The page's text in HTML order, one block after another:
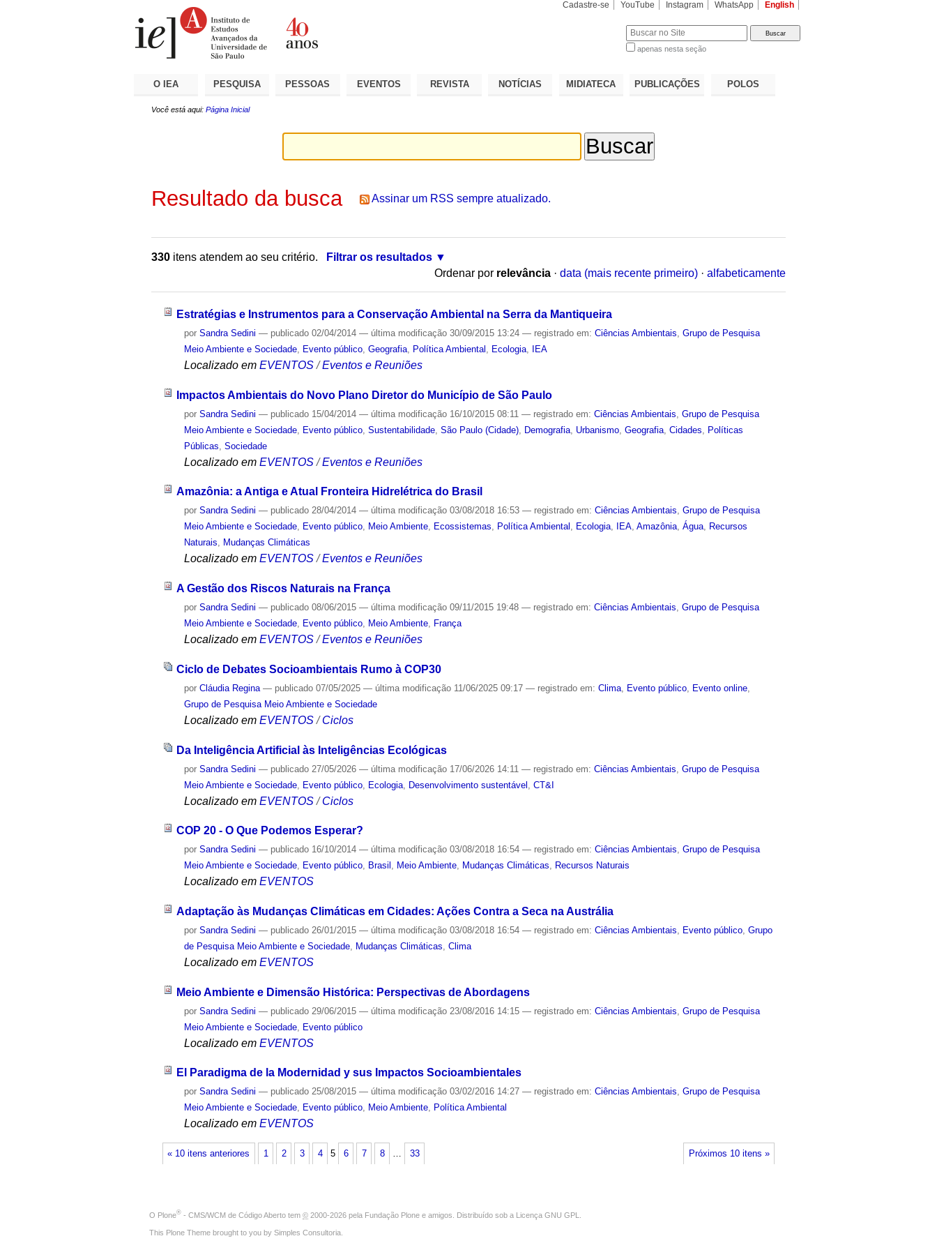
Cadastre-se YouTube Instagram WhatsApp English
apenas nesta seção
O IEA PESQUISA PESSOAS EVENTOS REVISTA NOTÍCIAS MIDIATECA PUBLICAÇÕES POLOS
Você está aqui: Página Inicial
Resultado da busca Assinar um RSS sempre atualizado.
330 itens atendem ao seu critério.
Filtrar os resultados
Ordenar por relevância · data (mais recente primeiro) · alfabeticamente
Estratégias e Instrumentos para a Conservação Ambiental na Serra da Mantiqueira
porSandra Sedini — publicado 02/04/2014— última modificação 30/09/2015 13:24— registrado em:Ciências Ambientais ,Grupo de Pesquisa
Meio Ambiente e Sociedade
Evento público ,Geografia Política Ambiental Ecologia IEA
Localizado em EVENTOS /Eventos e Reuniões
Impactos Ambientais do Novo Plano Diretor do Município de São Paulo
porSandra Sedini — publicado 15/04/2014— última modificação 16/10/2015 08:11— registrado em:Ciências Ambientais ,Grupo de Pesquisa
Meio Ambiente e Sociedade Evento público ,Sustentabilidade ,São Paulo (Cidade) Demografia Urbanismo ,Geografia ,Cidades
Políticas
Públicas ,Sociedade
Localizado em EVENTOS /Eventos e Reuniões
Amazônia: a Antiga e Atual Fronteira Hidrelétrica do Brasil
porSandra Sedini — publicado 28/04/2014— última modificação 03/08/2018 16:53— registrado em:Ciências Ambientais,Grupo de Pesquisa
Meio Ambiente e Sociedade, Evento público, Meio Ambiente, Ecossistemas, Política Ambiental , Ecologia, IEA,Amazônia,Água, Recursos
Naturais, Mudanças Climáticas
Localizado em EVENTOS /Eventos e Reuniões
A Gestão dos Riscos Naturais na França
porSandra Sedini — publicado 08/06/2015— última modificação 09/11/2015 19:48— registrado em:Ciências Ambientais,Grupo de Pesquisa
Meio Ambiente e Sociedade, Evento público, Meio Ambiente, França
Localizado em EVENTOS /Eventos e Reuniões
Ciclo de Debates Socioambientais Rumo à COP30
porCláudia Regina — publicado 07/05/2025— última modificação 11/06/2025 09:17— registrado em:Clima Evento público Evento online
Grupo de Pesquisa Meio Ambiente e Sociedade
Localizado em EVENTOS /Ciclos
Da Inteligência Artificial às Inteligências Ecológicas
porSandra Sedini — publicado 27/05/2026— última modificação 17/06/2026 14:11— registrado em:Ciências Ambientais ,Grupo de Pesquisa
Meio Ambiente e Sociedade Evento público Ecologia Desenvolvimento sustentável ,CT&I
Localizado em EVENTOS /Ciclos
COP 20 - O Que Podemos Esperar?
porSandra Sedini — publicado 16/10/2014— última modificação 03/08/2018 16:54— registrado em:Ciências Ambientais,Grupo de Pesquisa
Meio Ambiente e Sociedade, Evento público, Brasil , Meio Ambiente, Mudanças Climáticas, Recursos Naturais
Localizado em EVENTOS
Adaptação às Mudanças Climáticas em Cidades: Ações Contra a Seca na Austrália
porSandra Sedini — publicado 26/01/2015— última modificação 03/08/2018 16:54— registrado em:Ciências Ambientais Evento público ,Grupo
de Pesquisa Meio Ambiente e Sociedade
Mudanças Climáticas ,Clima
Localizado em EVENTOS
Meio Ambiente e Dimensão Histórica: Perspectivas de Abordagens
porSandra Sedini — publicado 29/06/2015— última modificação 23/08/2016 14:15— registrado em:Ciências Ambientais ,Grupo de Pesquisa
Meio Ambiente e Sociedade Evento público
Localizado em EVENTOS
El Paradigma de la Modernidad y sus Impactos Socioambientales
porSandra Sedini — publicado 25/08/2015— última modificação 03/02/2016 14:27— registrado em:Ciências Ambientais,Grupo de Pesquisa
Meio Ambiente e Sociedade, Evento público, Meio Ambiente, Política Ambiental
Localizado em EVENTOS
« 10 itens anteriores Próximos 10 itens »
1 2 3 4 5 6 7 8 33
O Plone® - CMS/WCM de Código Aberto tem © 2000-2026 pela Fundação Plone e amigos. Distribuído sob a Licença GNU GPL
This Plone Theme brought to you by Simples Consultoria